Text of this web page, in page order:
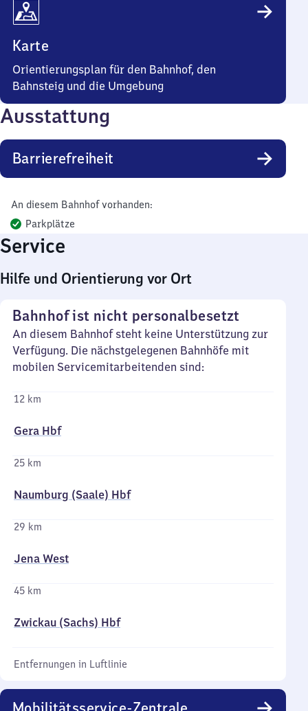
Karte
Orientierungsplan für den Bahnhof, den
Bahnsteig und die Umgebung
Ausstattung
Barrierefreiheit
An diesem Bahnhof vorhanden:
Parkplätze
Service
Hilfe und Orientierung vor Ort
Bahnhof ist nicht personalbesetzt
An diesem Bahnhof steht keine Unterstützung zur
Verfügung. Die nächstgelegenen Bahnhöfe mit
mobilen Servicemitarbeitenden sind:
12 km
Gera Hbf
25 km
Naumburg (Saale) Hbf
29 km
Jena West
45 km
Zwickau (Sachs) Hbf
Entfernungen in Luftlinie